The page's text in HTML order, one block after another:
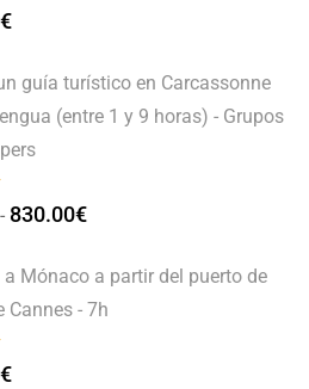
€
guía turístico en Carcassonne
(entre 1 y 9 horas) - Grupos
- 830.00€
a Mónaco a partir del puerto de
Cannes - 7h
€